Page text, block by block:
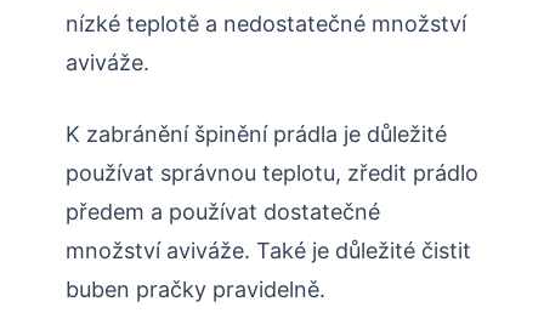
nízké teplotě a nedostatečné množství
aviváže.
K zabránění špinění prádla je důležité
používat správnou teplotu, zředit prádlo
předem a používat dostatečné
množství aviváže. Také je důležité čistit
buben pračky pravidelně.